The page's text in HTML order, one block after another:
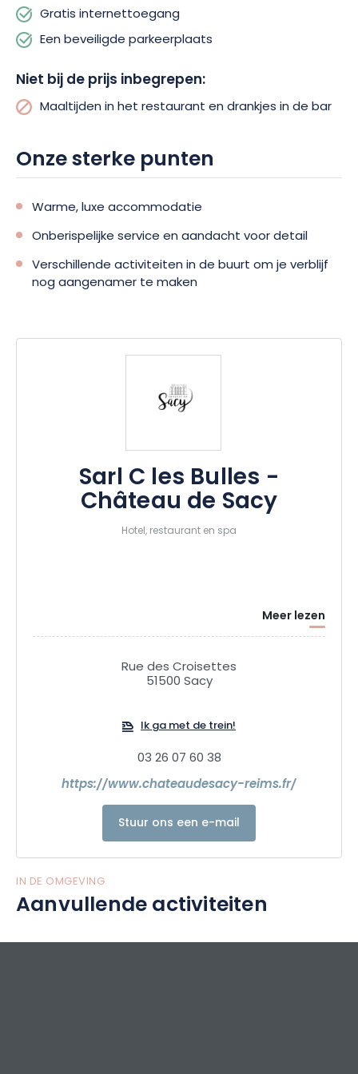
Naast deze voorzieningen verrijkt Château de Sacy uw verblijf
met een scala aan activiteiten in de buurt. Geniet van
ontspannen wandelingen door de wijngaarden, proef lokale
wijn of bezoek iconische historische monumenten! Er worden
verschillende ervaringen aangeboden naar ieders smaak.
Château de Sacy heeft een authentiek en onvergetelijk verblijf
voor je in petto.
Gratis internettoegang
Een beveiligde parkeerplaats
Niet bij de prijs inbegrepen:
Maaltijden in het restaurant en drankjes in de bar
Onze sterke punten
Warme, luxe accommodatie
Onberispelijke service en aandacht voor detail
Verschillende activiteiten in de buurt om je verblijf
nog aangenamer te maken
Sarl C les Bulles -
Château de Sacy
Hotel, restaurant en spa
Meer lezen
Rue des Croisettes
51500 Sacy
Ik ga met de trein!
03 26 07 60 38
https://www.chateaudesacy-reims.fr/
Stuur ons een e-mail
IN DE OMGEVING
Aanvullende activiteiten